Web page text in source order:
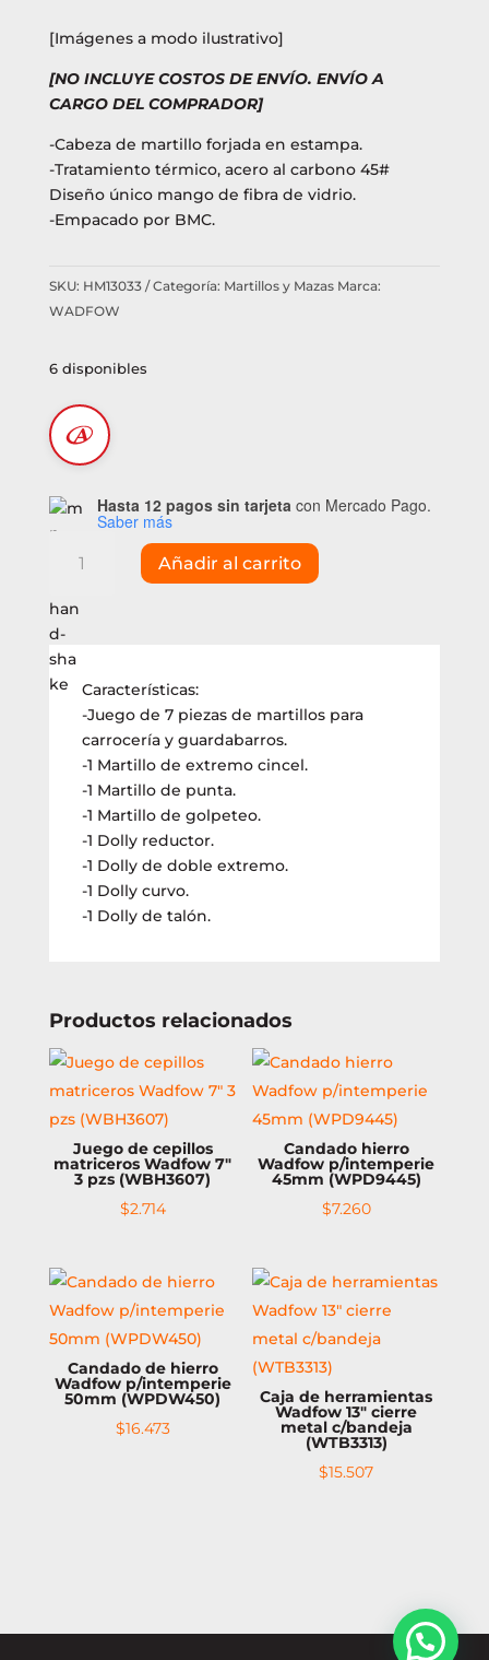
[Imágenes a modo ilustrativo]
[NO INCLUYE COSTOS DE ENVÍO. ENVÍO A
CARGO DEL COMPRADOR]
-Cabeza de martillo forjada en estampa.
-Tratamiento térmico, acero al carbono 45#
Diseño único mango de fibra de vidrio.
-Empacado por BMC.
SKU: HM13033 Categoría: Martillos y Mazas Marca:
WADFOW
6 disponibles
Hasta 12 pagos sin tarjeta con Mercado Pago.
Saber más
y
aguantadores
Wadfow
7
(WHZ1D07)
cantidad
Añadir al carrito
Características:
-Juego de 7 piezas de martillos para
carrocería y guardabarros.
-1 Martillo de extremo cincel.
-1 Martillo de punta.
-1 Martillo de golpeteo.
-1 Dolly reductor.
-1 Dolly de doble extremo.
-1 Dolly curvo.
-1 Dolly de talón.
Productos relacionados
Juego de cepillos
matriceros Wadfow 7″
3 pzs (WBH3607)
$2.714
Candado hierro
Wadfow p/intemperie
45mm (WPD9445)
$7.260
Candado de hierro
Wadfow p/intemperie
50mm (WPDW450)
$16.473
Caja de herramientas
Wadfow 13″ cierre
metal c/bandeja
(WTB3313)
$15.507